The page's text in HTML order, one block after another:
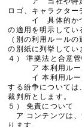
ロゴ、キャラクター
イ 具体的かつ合
の適用を明示してい
（別の利用ルール
の別紙に列挙してい
４） 準拠法と合意
ア 本利用ルール
イ 本利用ルール
する紛争については
裁判所とします。
５） 免責について
ア コンテンツは、
ります。